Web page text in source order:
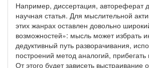
Например, диссертация, автореферат
научная статья. Для мыслительной
этих жанрах оставлен довольно
возможностей»: мысль может избрать
дедуктивный путь разворачивания,
построений метод аналогий,
От этого будет зависеть выстраивание